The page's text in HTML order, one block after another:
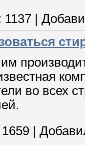
1137
во всех
1659